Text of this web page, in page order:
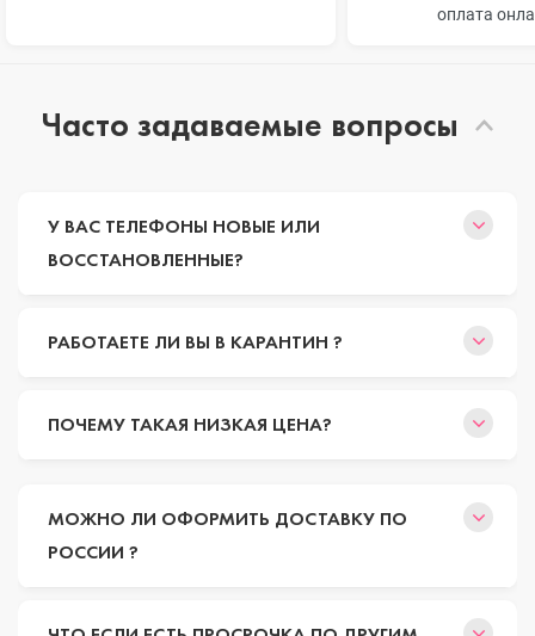
оплата
Часто задаваемые вопросы
У ВАС ТЕЛЕФОНЫ НОВЫЕ ИЛИ
ВОССТАНОВЛЕННЫЕ?
РАБОТАЕТЕ ЛИ ВЫ В КАРАНТИН ?
ПОЧЕМУ ТАКАЯ НИЗКАЯ ЦЕНА?
МОЖНО ЛИ ОФОРМИТЬ ДОСТАВКУ ПО
РОССИИ ?